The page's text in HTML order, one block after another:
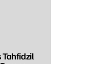
Tahfidzil